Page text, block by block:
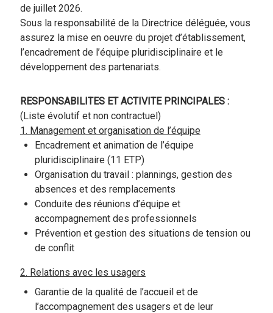
de juillet 2026.
Sous la responsabilité de la Directrice déléguée, vous
assurez la mise en oeuvre du projet d’établissement,
l’encadrement de l’équipe pluridisciplinaire et le
développement des partenariats.
RESPONSABILITES ET ACTIVITE PRINCIPALES :
(Liste évolutif et non contractuel)
1. Management et organisation de l’équipe
Encadrement et animation de l’équipe
pluridisciplinaire (11 ETP)
Organisation du travail : plannings, gestion des
absences et des remplacements
Conduite des réunions d’équipe et
accompagnement des professionnels
Prévention et gestion des situations de tension ou
de conflit
2. Relations avec les usagers
Garantie de la qualité de l’accueil et de
l’accompagnement des usagers et de leur